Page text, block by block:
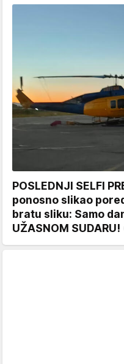
POSLEDNJI SELFI
ponosno slikao
bratu sliku: Samo
UŽASNOM SUDARU!